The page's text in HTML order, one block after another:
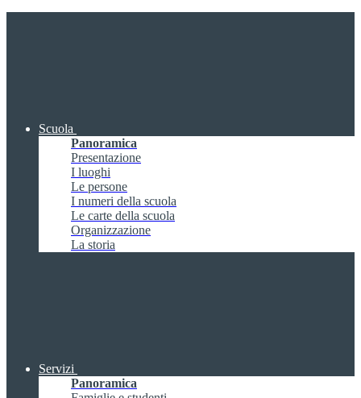
Scuola
Panoramica
Presentazione
I luoghi
Le persone
I numeri della scuola
Le carte della scuola
Organizzazione
La storia
Servizi
Panoramica